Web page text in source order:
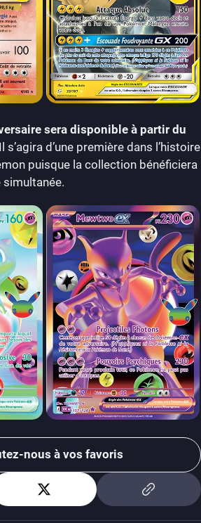
sera disponible à partir du
s’agira d’une première dans l’histoire
puisque la collection bénéficiera
simultanée.
nous à vos favoris